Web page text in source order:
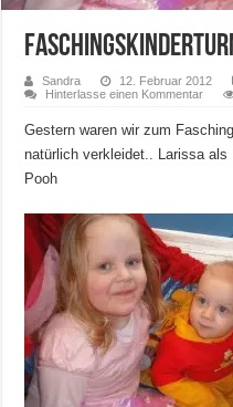
Sandra 12. Februar 2012
Hinterlasse einen Kommentar
Gestern waren wir zum
natürlich verkleidet.. Larissa
Pooh